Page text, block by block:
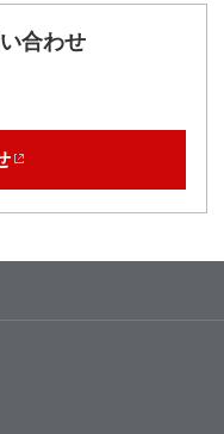
合わせ